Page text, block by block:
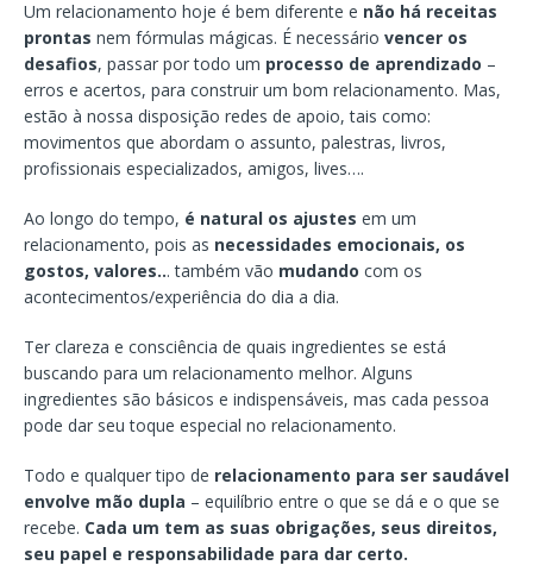
Um relacionamento hoje é bem diferente e não há receitas
prontas nem fórmulas mágicas. É necessário vencer os
desafios, passar por todo um processo de aprendizado –
erros e acertos, para construir um bom relacionamento. Mas,
estão à nossa disposição redes de apoio, tais como:
movimentos que abordam o assunto, palestras, livros,
profissionais especializados, amigos, lives….
Ao longo do tempo, é natural os ajustes em um
relacionamento, pois as necessidades emocionais, os
gostos, valores... também vão mudando com os
acontecimentos/experiência do dia a dia.
Ter clareza e consciência de quais ingredientes se está
buscando para um relacionamento melhor. Alguns
ingredientes são básicos e indispensáveis, mas cada pessoa
pode dar seu toque especial no relacionamento.
Todo e qualquer tipo de relacionamento para ser saudável
envolve mão dupla – equilíbrio entre o que se dá e o que se
recebe. Cada um tem as suas obrigações, seus direitos,
seu papel e responsabilidade para dar certo.